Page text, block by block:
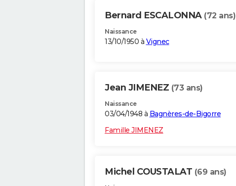
Bernard ESCALONNA (72 ans)
Naissance
13/10/1950 à Vignec
Jean JIMENEZ (73 ans)
Naissance
03/04/1948 à Bagnères-de-Bigorre
Famille JIMENEZ
Michel COUSTALAT (69 ans)